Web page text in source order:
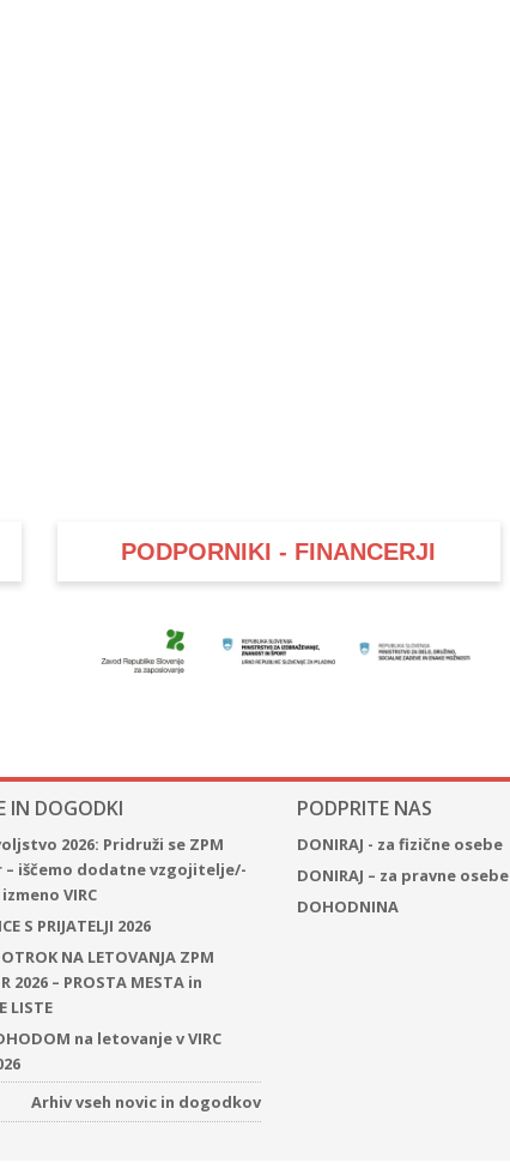
PODPORNIKI - FINANCERJI
IN DOGODKI
2026: Pridruži se ZPM
– iščemo dodatne vzgojitelje/-
VIRC
S PRIJATELJI 2026
OTROK NA LETOVANJA ZPM
2026 – PROSTA MESTA in
LISTE
na letovanje v VIRC
Arhiv vseh novic in dogodkov
PODPRITE NAS
DONIRAJ - za fizične osebe
DONIRAJ – za pravne osebe
DOHODNINA